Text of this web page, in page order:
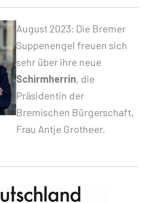
August 2023: Die Bremer
Suppenengel freuen sich
sehr über ihre neue
Schirmherrin, die
Präsidentin der
Bremischen Bürgerschaft,
Frau Antje Grotheer.